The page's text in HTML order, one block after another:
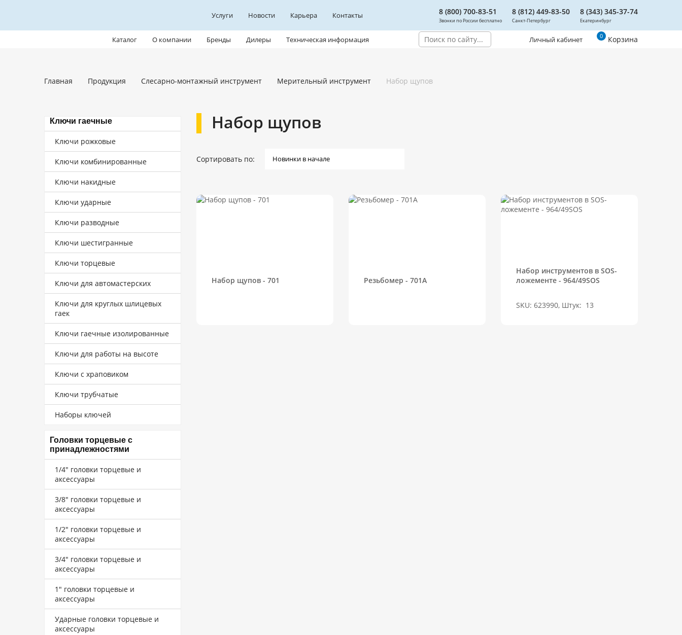
Услуги Новости Карьера Контакты 8 (800) 700-83-51
Звонки по России бесплатно
8 (812) 449-83-50
Санкт-Петербург
8 (343) 345-37-74
Екатеринбург
Каталог О компании Бренды Дилеры Техническая информация Личный кабинет 0 Корзина
Главная Продукция Слесарно-монтажный инструмент Мерительный инструмент Набор щупов
Ключи гаечные
Ключи рожковые
Ключи комбинированные
Ключи накидные
Ключи ударные
Ключи разводные
Ключи шестигранные
Ключи торцевые
Ключи для автомастерских
Ключи для круглых шлицевых
гаек
Ключи гаечные изолированные
Ключи для работы на высоте
Ключи с храповиком
Ключи трубчатые
Наборы ключей
Головки торцевые с
принадлежностями
1/4" головки торцевые и
аксессуары
3/8" головки торцевые и
аксессуары
1/2" головки торцевые и
аксессуары
3/4" головки торцевые и
аксессуары
1" головки торцевые и
аксессуары
Ударные головки торцевые и
аксессуары
Набор щупов
Сортировать по:
Набор щупов - 701 Резьбомер - 701A
Набор инструментов в SOS-
ложементе - 964/49SOS
SKU: 623990, Штук: 13